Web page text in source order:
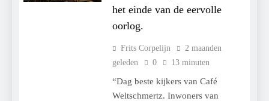
het einde van de eervolle
oorlog.
Frits Corpelijn
2 maanden
geleden
0 13 minuten
“Dag beste kijkers van Café
Weltschmertz. Inwoners van